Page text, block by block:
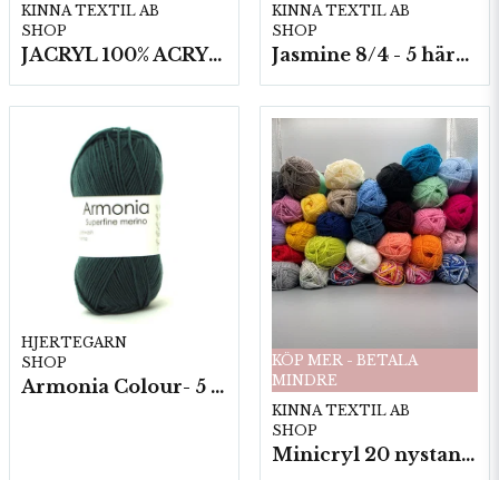
KINNA TEXTIL AB
SHOP
JACRYL 100% ACRYL 50 G
KINNA TEXTIL AB
SHOP
Jasmine 8/4 - 5 härvor a200g./fp.
HJERTEGARN
SHOP
Armonia Colour- 5 härv/fp. a100 g.
KÖP MER - BETALA
MINDRE
KINNA TEXTIL AB
SHOP
Minicryl 20 nystan a25g./fp.